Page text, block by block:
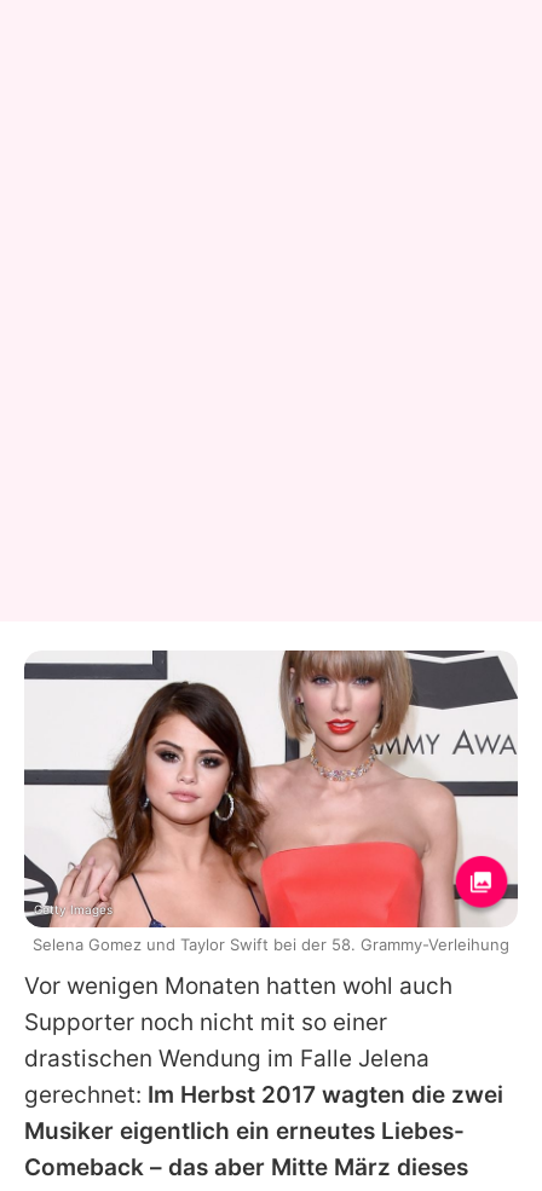
Vor wenigen Monaten hatten wohl auch
Supporter noch nicht mit so einer
drastischen Wendung im Falle Jelena
gerechnet: Im Herbst 2017 wagten die zwei
Musiker eigentlich ein erneutes Liebes-
Comeback – das aber Mitte März dieses
Getty Images
Selena Gomez und Taylor Swift bei der 58. Grammy-Verleihung